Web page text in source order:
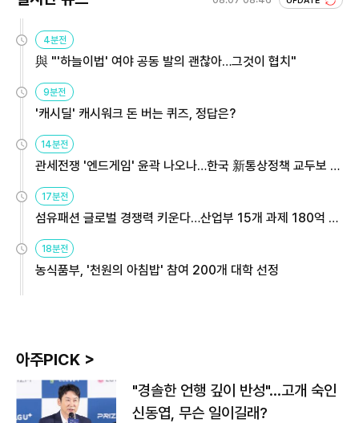
4분전
與 "'하늘이법' 여야 공동 발의 괜찮아…그것이 협치"
9분전
'캐시딜' 캐시워크 돈 버는 퀴즈, 정답은?
14분전
관세전쟁 '엔드게임' 윤곽 나오나…한국 新통상정책 교두보 활
용해야
17분전
섬유패션 글로벌 경쟁력 키운다…산업부 15개 과제 180억 지
원
18분전
농식품부, '천원의 아침밥' 참여 200개 대학 선정
아주PICK >
"경솔한 언행 깊이 반성"…고개 숙인
신동엽, 무슨 일이길래?